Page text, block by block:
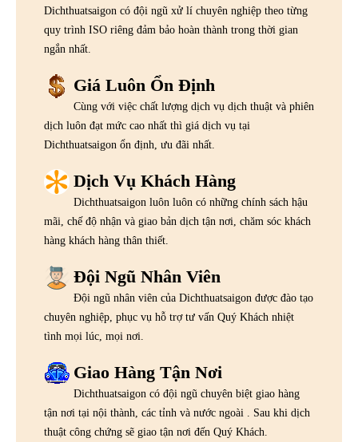
Dichthuatsaigon có đội ngũ xử lí chuyên nghiệp theo từng
quy trình ISO riêng đảm bảo hoàn thành trong thời gian
ngắn nhất.
Giá Luôn Ổn Định
Cùng với việc chất lượng dịch vụ dịch thuật và phiên
dịch luôn đạt mức cao nhất thì giá dịch vụ tại
Dichthuatsaigon ổn định, ưu đãi nhất.
Dịch Vụ Khách Hàng
Dichthuatsaigon luôn luôn có những chính sách hậu
mãi, chế độ nhận và giao bản dịch tận nơi, chăm sóc khách
hàng khách hàng thân thiết.
Đội Ngũ Nhân Viên
Đội ngũ nhân viên của Dichthuatsaigon được đào tạo
chuyên nghiệp, phục vụ hỗ trợ tư vấn Quý Khách nhiệt
tình mọi lúc, mọi nơi.
Giao Hàng Tận Nơi
Dichthuatsaigon có đội ngũ chuyên biệt giao hàng
tận nơi tại nội thành, các tỉnh và nước ngoài . Sau khi dịch
thuật công chứng sẽ giao tận nơi đến Quý Khách.